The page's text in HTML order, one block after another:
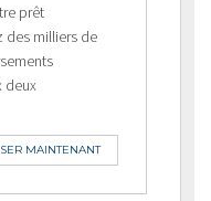
prêt
des milliers de
deux
MAINTENANT